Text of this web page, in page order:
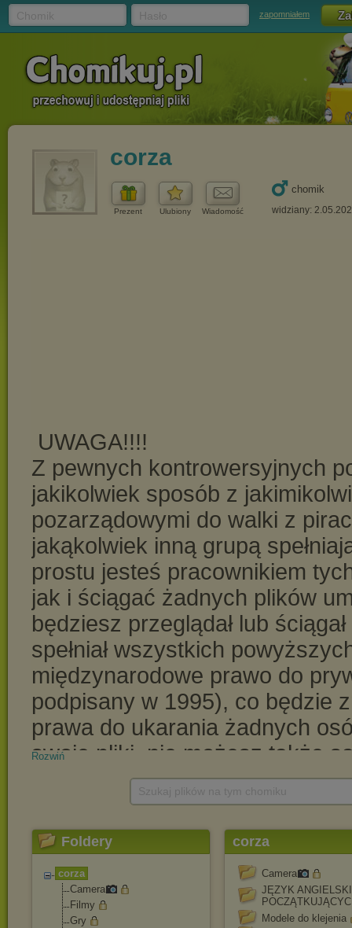
zapomniałem
corza
Prezent Ulubiony Wiadomość
chomik
widziany:
Rozwiń
Foldery
corza
Camera
Filmy
Gry
corza
Camera
JĘZYK
Modele do klejenia